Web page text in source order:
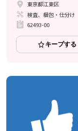
東京都江東区
検査、梱包・仕分け
62493-00
キープする